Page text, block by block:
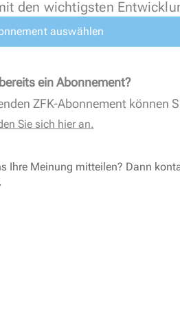
den wichtigsten
auswählen
ein Abonnement?
ZFK-Abonnement können
Sie sich hier an.
Ihre Meinung mitteilen? Dann
.